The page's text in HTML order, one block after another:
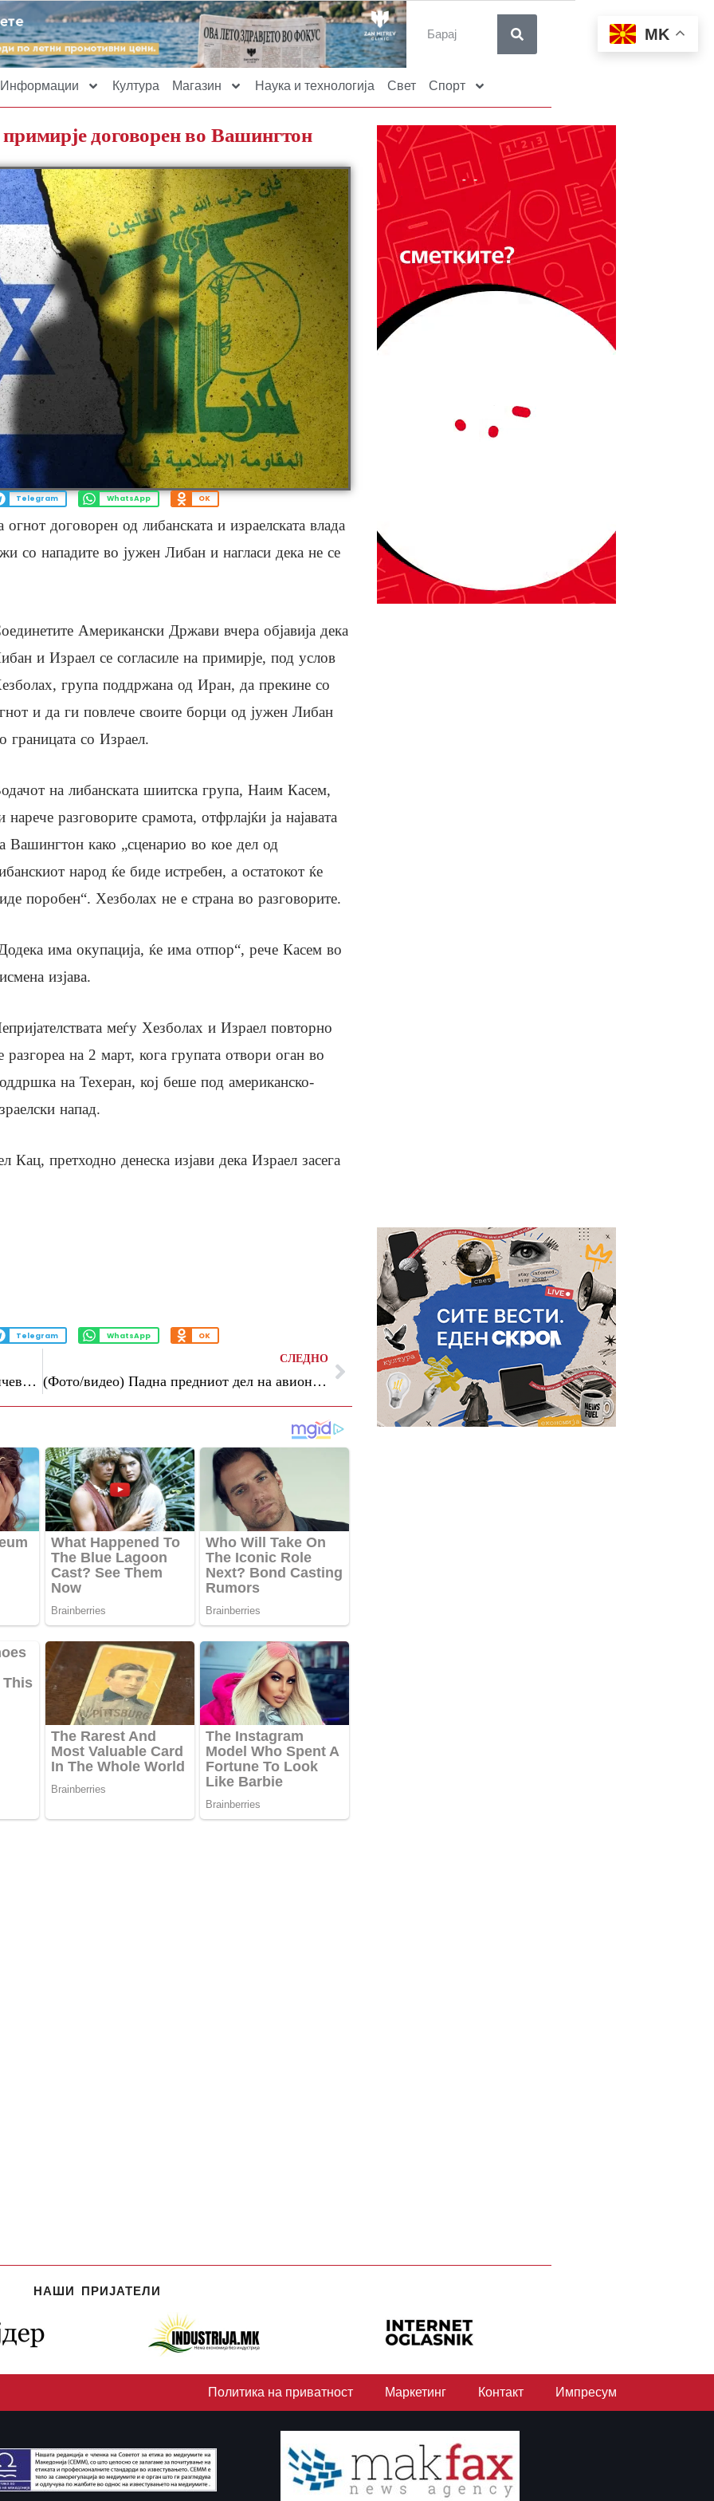
Информации Култура Магазин Наука и технологија Свет Спорт
договорен во Вашингтон
Telegram WhatsApp OK
договорен од либанската и израелската влада
со нападите во јужен Либан и нагласи дека не се
Американски Држави вчера објавија дека
и Израел се согласиле на примирје, под услов
група поддржана од Иран, да прекине со
и да ги повлече своите борци од јужен Либан
границата со Израел.
на либанската шиитска група, Наим Касем,
нарече разговорите срамота, отфрлајќи ја најавата
Вашингтон како „сценарио во кое дел од
народ ќе биде истребен, а остатокот ќе
поробен“. Хезболах не е страна во разговорите.
има окупација, ќе има отпор“, рече Касем во
изјава.
меѓу Хезболах и Израел повторно
разгореа на 2 март, кога групата отвори оган во
на Техеран, кој беше под американско-
напад.
Кац, претходно денеска изјави дека Израел засега
Telegram WhatsApp OK
Утре променливо облачно време со сончеви периоди, температурата до 32 степени
СЛЕДНО
(Фото/видео) Падна предниот дел на авион на „Луфтханза“ во Германија, има повредени
НАШИ ПРИЈАТЕЛИ
Политика на приватност Маркетинг Контакт Импресум
MK